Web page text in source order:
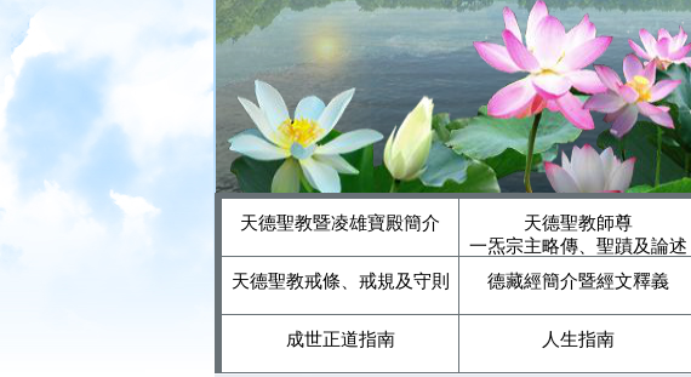
天德聖教暨凌雄寶殿簡介
天德聖教師尊
一炁宗主略傳、聖蹟及論述
天德聖教戒條、戒規及守則 德藏經簡介暨經文釋義
成世正道指南 人生指南